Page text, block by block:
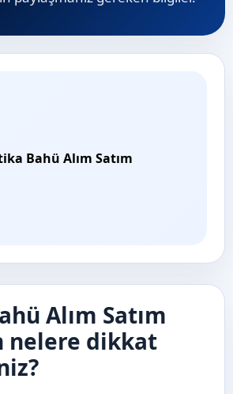
Bahü Alım Satım
Alım Satım
nelere dikkat